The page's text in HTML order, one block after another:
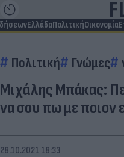
ΕλλάδαΠολιτικήΟικονομία
Πολιτική Γνώμες
Μιχάλης Μπάκας:
να σου πω με ποιον
28.10.2021 18:33